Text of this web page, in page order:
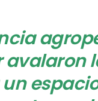
avalaron